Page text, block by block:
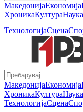
МакедонијаЕкономија
ХроникаКултура
ТехнологијаСцена
МакедонијаЕкономија
ХроникаКултура
ТехнологијаСцена